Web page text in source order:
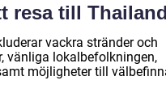
resa till
vackra stränder och
vänliga lokalbefolkningen,
möjligheter till